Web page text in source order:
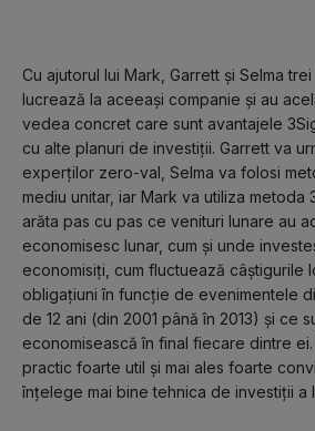
Cu ajutorul lui Mark, Garrett și Selma
lucrează la aceeași companie și au
vedea concret care sunt avantajele
cu alte planuri de investiții. Garrett va
experților zero-val, Selma va folosi
mediu unitar, iar Mark va utiliza metoda
arăta pas cu pas ce venituri lunare au
economisesc lunar, cum și unde
economisiți, cum fluctuează câștigurile
obligațiuni în funcție de evenimentele
de 12 ani (din 2001 până în 2013) și ce
economisească în final fiecare dintre
practic foarte util și mai ales foarte